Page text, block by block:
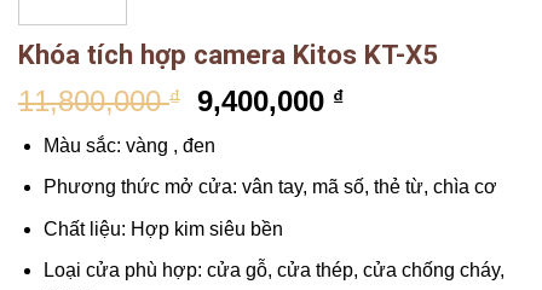
Khóa tích hợp camera Kitos KT-X5
11,800,000₫ 9,400,000 ₫
Màu sắc: vàng , đen
Phương thức mở cửa: vân tay, mã số, thẻ từ, chìa cơ
Chất liệu: Hợp kim siêu bền
Loại cửa phù hợp: cửa gỗ, cửa thép, cửa chống cháy,